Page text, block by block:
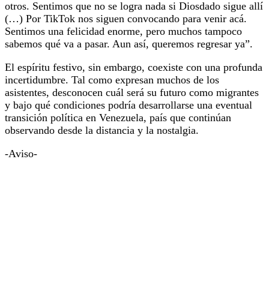
otros. Sentimos que no se logra nada si Diosdado sigue allí
(…) Por TikTok nos siguen convocando para venir acá.
Sentimos una felicidad enorme, pero muchos tampoco
sabemos qué va a pasar. Aun así, queremos regresar ya”.
El espíritu festivo, sin embargo, coexiste con una profunda
incertidumbre. Tal como expresan muchos de los
asistentes, desconocen cuál será su futuro como migrantes
y bajo qué condiciones podría desarrollarse una eventual
transición política en Venezuela, país que continúan
observando desde la distancia y la nostalgia.
-Aviso-